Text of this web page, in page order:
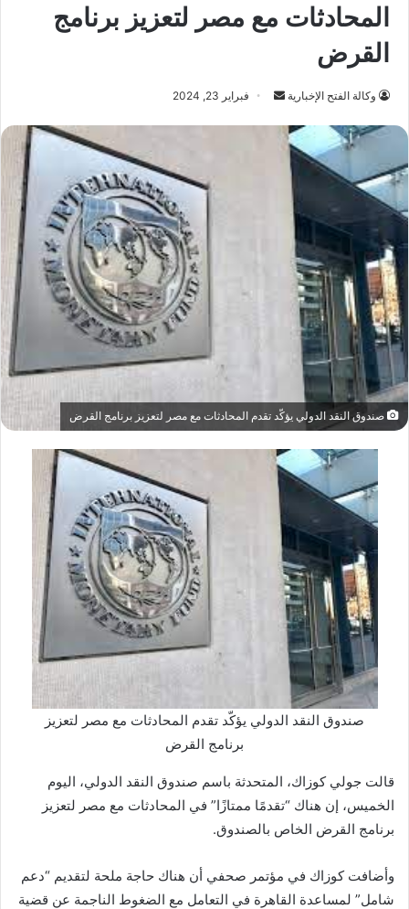
المحادثات مع مصر لتعزيز برنامج
القرض
وكالة الفتح الإخبارية
أرسل فبراير 23, 2024
صندوق النقد الدولي يؤكّد تقدم المحادثات مع مصر لتعزيز برنامج القرض
صندوق النقد الدولي يؤكّد تقدم المحادثات مع مصر لتعزيز
برنامج القرض
قالت جولي كوزاك، المتحدثة باسم صندوق النقد الدولي، اليوم
الخميس، إن هناك “تقدمًا ممتازًا” في المحادثات مع مصر لتعزيز
برنامج القرض الخاص بالصندوق.
وأضافت كوزاك في مؤتمر صحفي أن هناك حاجة ملحة لتقديم “دعم
شامل” لمساعدة القاهرة في التعامل مع الضغوط الناجمة عن قضية